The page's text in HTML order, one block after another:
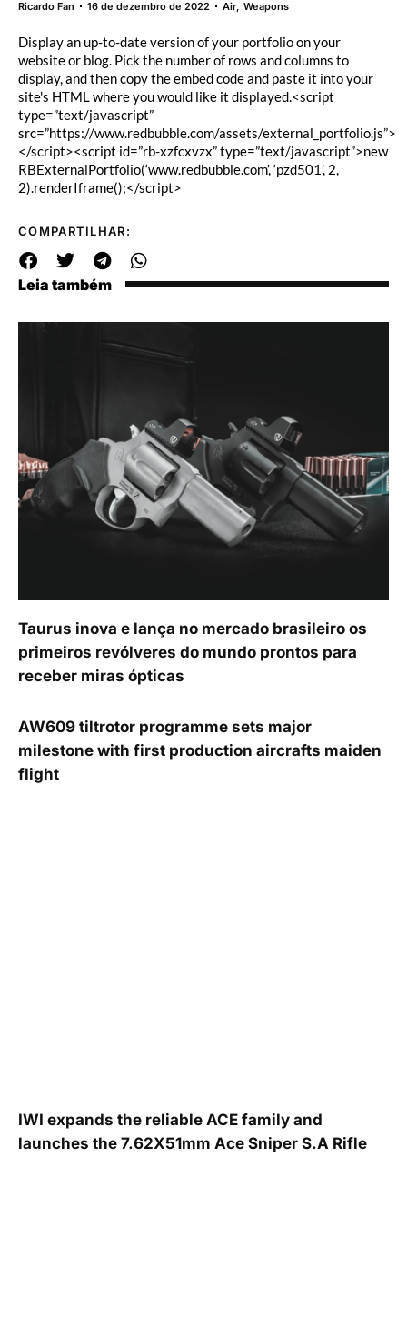
Ricardo Fan 16 de dezembro de 2022 Air,Weapons
Display an up-to-date version of your portfolio on your
website or blog. Pick the number of rows and columns to
display, and then copy the embed code and paste it into your
site's HTML where you would like it displayed.<script
type=”text/javascript”
src=”https://www.redbubble.com/assets/external_portfolio.js”>
</script><script id=”rb-xzfcxvzx” type=”text/javascript”>new
RBExternalPortfolio(‘www.redbubble.com’, ‘pzd501’, 2,
2).renderIframe();</script>
COMPARTILHAR:
Leia também
Taurus inova e lança no mercado brasileiro os
primeiros revólveres do mundo prontos para
receber miras ópticas
AW609 tiltrotor programme sets major
milestone with first production aircrafts maiden
flight
IWI expands the reliable ACE family and
launches the 7.62X51mm Ace Sniper S.A Rifle